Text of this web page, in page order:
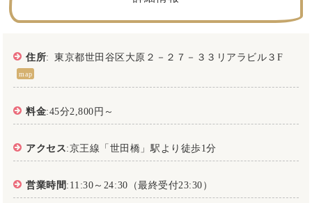
住所: 東京都世田谷区大原２－２７－３３リアラビル３F
map
料金:45分2,800円～
アクセス :京王線「世田橋」駅より徒歩1分
営業時間 :11:30～24:30（最終受付23:30）